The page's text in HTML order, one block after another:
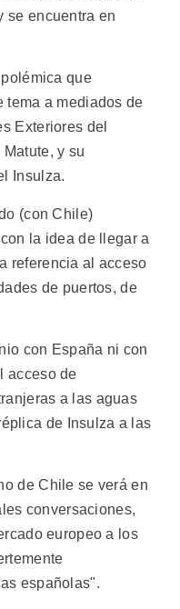
se encuentra en
que
tema a mediados de
Exteriores del
y su
Insulza.
(con Chile)
la idea de llegar a
referencia al acceso
de puertos, de
con España ni con
acceso de
a las aguas
de Insulza a las
de Chile se verá en
conversaciones,
europeo a los
españolas".